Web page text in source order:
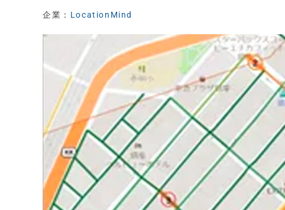
企業： LocationMind